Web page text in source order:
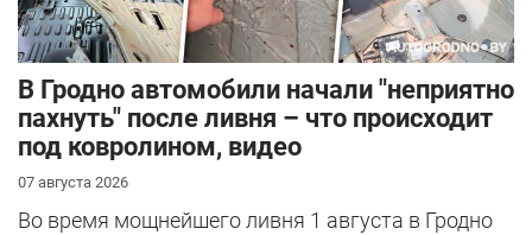
В Гродно автомобили начали "неприятно
пахнуть" после ливня – что происходит
под ковролином, видео
07 августа 2026
Во время мощнейшего ливня 1 августа в Гродно